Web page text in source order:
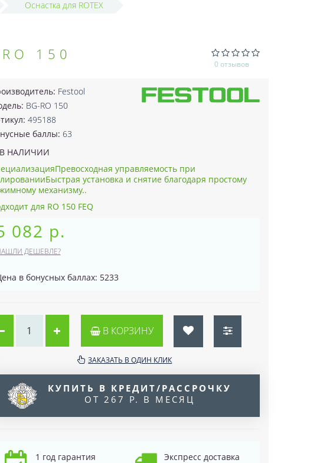
Оснастка для ROTEX
150
0 отзывов
Festool
BG-RO 150
495188
баллы: 63
В НАЛИЧИИ
управляемость при
установка и снятие благодаря простому
механизму..
для RO 150 FEQ
082 р.
ДЕШЕВЛЕ?
в бонусных баллах: 5233
В КОРЗИНУ
ЗАКАЗАТЬ В ОДИН КЛИК
КУПИТЬ В КРЕДИТ/РАССРОЧКУ
ОТ 267 Р. В МЕСЯЦ
1 год гарантия
Экспресс доставка